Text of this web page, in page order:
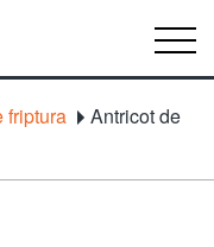
friptura
Antricot de